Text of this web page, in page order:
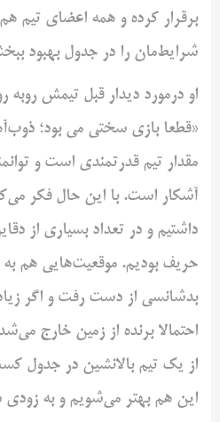
برقرار کرده و همه اعضای تیم
شرایط‌مان را در جدول بهبود
او درمورد دیدار قبل تیمش
«قطعا بازی سختی می بود؛
مقدار تیم قدرتمندی است و
آشکار است. با این حال فکر
داشتیم و در تعداد بسیاری از
حریف بودیم. موقعیت‌هایی هم
بدشانسی از دست رفت و اگر
احتمالا برنده از زمین خارج
از یک تیم بالانشین در جدول
این هم بهتر می‌شویم و به زودی